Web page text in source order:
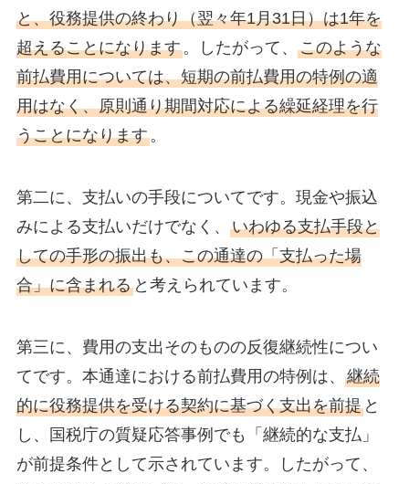
と、役務提供の終わり（翌々年1月31日）は1年を
超えることになります。したがって、 このような
前払費用については、短期の前払費用の特例の適
用はなく、原則通り期間対応による繰延経理を行
うことになります。
第二に、支払いの手段についてです。現金や振込
みによる支払いだけでなく、 いわゆる支払手段と
しての手形の振出も、この通達の「支払った場
合」に含まれると考えられています。
第三に、費用の支出そのものの反復継続性につい
てです。本通達における前払費用の特例は、 継続
的に役務提供を受ける契約に基づく支出を前提と
し、国税庁の質疑応答事例でも「継続的な支払」
が前提条件として示されています。したがって、